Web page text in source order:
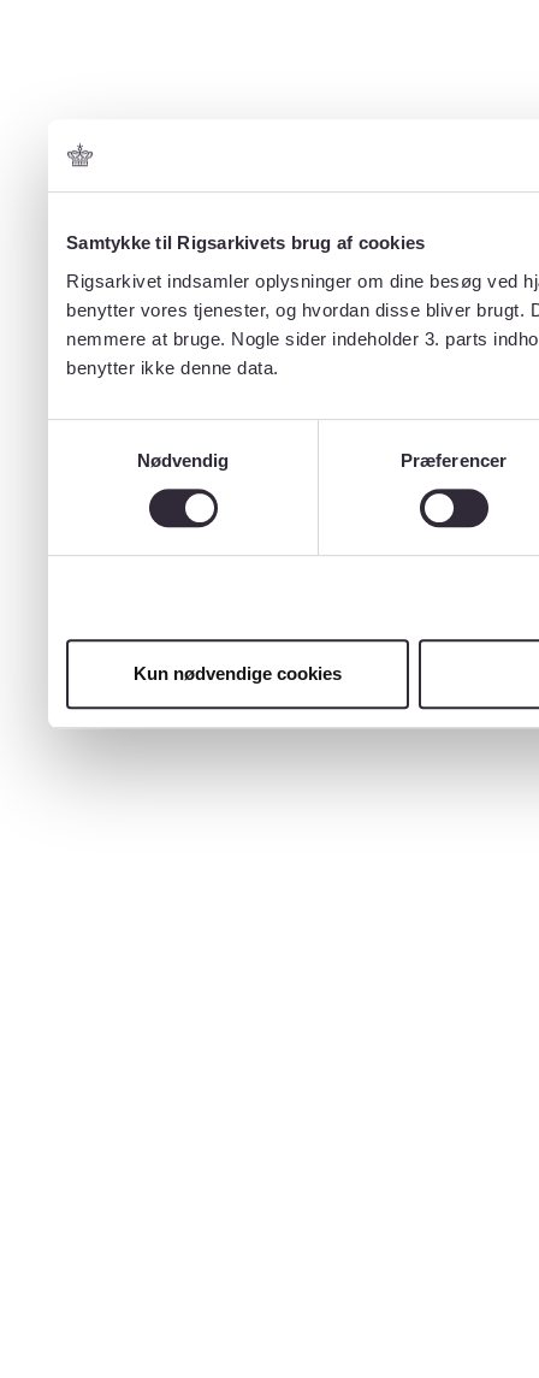
Samtykke til Rigsarkivets brug af cookies
Rigsarkivet indsamler oplysninger om dine besøg ved
benytter vores tjenester, og hvordan disse bliver
nemmere at bruge. Nogle sider indeholder 3. parts
benytter ikke denne data.
Nødvendig
Præferencer
Kun nødvendige cookies